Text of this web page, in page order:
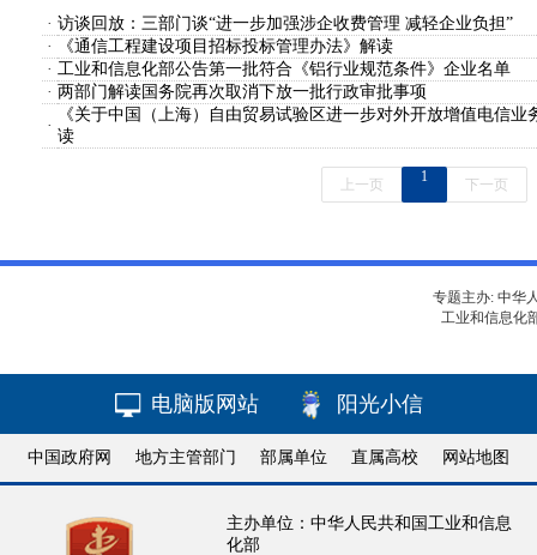
· 访谈回放：三部门谈“进一步加强涉企收费管理 减轻企业负担”
·
《通信工程建设项目招标投标管理办法》解读
· 工业和信息化部公告第一批符合《铝行业规范条件》企业名单
· 两部门解读国务院再次取消下放一批行政审批事项
·
《关于中国（上海）自由贸易试验区进一步对外开放增值电信业
读
上一页 1 下一页
专题主办: 中华
工业和信息化
电脑版网站 阳光小信
中国政府网 地方主管部门 部属单位 直属高校 网站地图
主办单位：中华人民共和国工业和信息
化部